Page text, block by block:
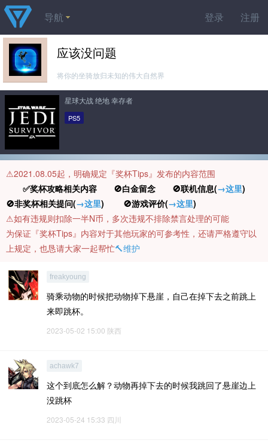
登录 注册
导航
应该没问题
将你的坐骑放归未知的伟大自然界
星球大战 绝地 幸存者
PS5
⚠️2021.08.05起，明确规定『奖杯Tips』发布的内容范围
✅奖杯攻略相关内容 🚫白金留念 🚫联机信息(→这里)
🚫非奖杯相关提问(→这里) 🚫游戏评价(→这里)
⚠️如有违规则扣除一半N币，多次违规不排除禁言处理的可能
为保证『奖杯Tips』内容对于其他玩家的可参考性，还请严格遵守以
上规定，也恳请大家一起帮忙🔨维护
freakyoung
骑乘动物的时候把动物掉下悬崖，自己在掉下去之前跳上
来即跳杯。
2023-05-02 15:00 陕西
achawk7
这个到底怎么解？动物再掉下去的时候我跳回了悬崖边上
没跳杯
2023-05-24 15:33 四川